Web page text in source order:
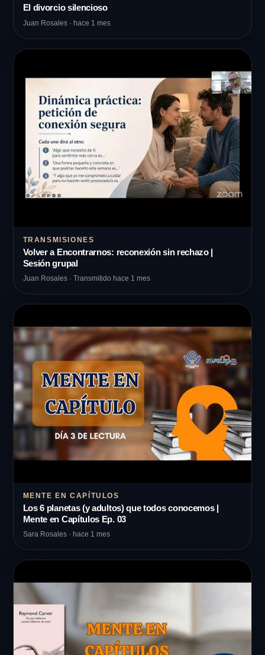
El divorcio silencioso
Juan Rosales · hace 1 mes
TRANSMISIONES
Volver a Encontrarnos: reconexión sin rechazo |
Sesión grupal
Juan Rosales · Transmitido hace 1 mes
MENTE EN CAPÍTULOS
Los 6 planetas (y adultos) que todos conocemos |
Mente en Capítulos Ep. 03
Sara Rosales · hace 1 mes